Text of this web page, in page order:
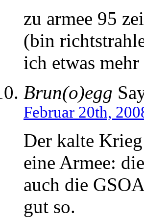
zu armee 95
(bin
ich etwas
Brun(o)egg
Februar 20th,
Der kalte
eine Armee:
auch die
gut so.